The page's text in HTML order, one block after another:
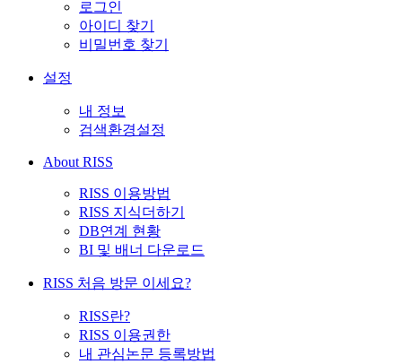
로그인
아이디 찾기
비밀번호 찾기
설정
내 정보
검색환경설정
About RISS
RISS 이용방법
RISS 지식더하기
DB연계 현황
BI 및 배너 다운로드
RISS 처음 방문 이세요?
RISS란?
RISS 이용권한
내 관심논문 등록방법